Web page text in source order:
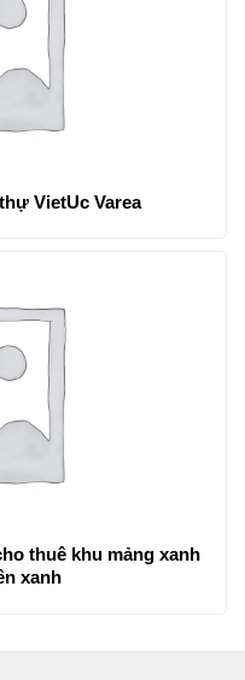
Đất nền ven sông Biệt thự VietUc Varea
thuê khu mảng xanh
xanh